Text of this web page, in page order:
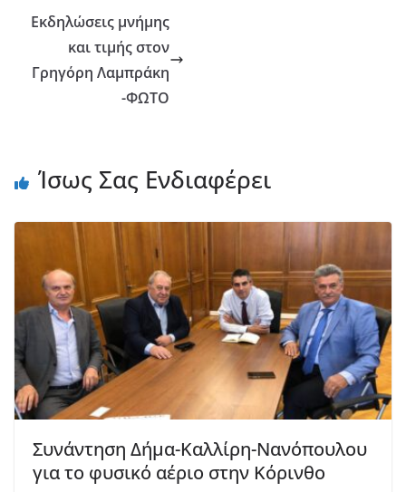
Εκδηλώσεις μνήμης
και τιμής στον
Γρηγόρη Λαμπράκη
-ΦΩΤΟ
Ίσως Σας Ενδιαφέρει
Συνάντηση Δήμα-Καλλίρη-Νανόπουλου
για το φυσικό αέριο στην Κόρινθο